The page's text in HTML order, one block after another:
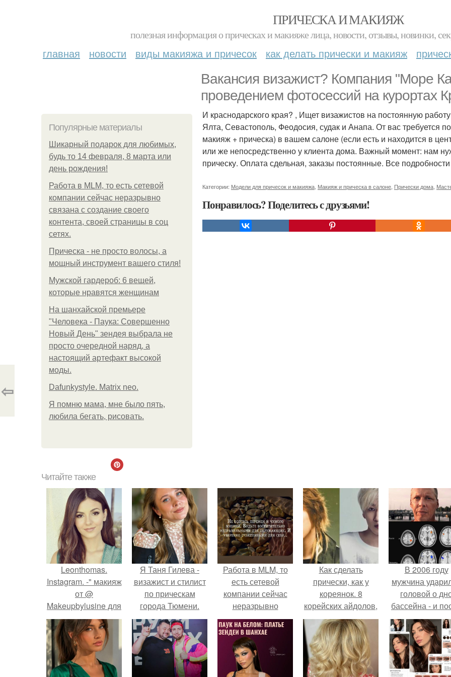
ПРИЧЕСКА И МАКИЯЖ
полезная информация о прическах и макияже лица, новости, отзывы, новинки,
главная новости виды макияжа и причесок как делать прически и макияж
Вакансия визажист? Компания "Море
проведением фотосессий на курортах
Популярные материалы
Шикарный подарок для любимых,
будь то 14 февраля, 8 марта или
день рождения!
Работа в MLM, то есть сетевой
компании сейчас неразрывно
связана с создание своего
контента, своей страницы в соц
сетях.
Прическа - не просто волосы, а
мощный инструмент вашего стиля!
Мужской гардероб: 6 вещей,
которые нравятся женщинам
На шанхайской премьере
"Человека - Паука: Совершенно
Новый День" зендея выбрала не
просто очередной наряд, а
настоящий артефакт высокой
моды.
Dafunkystyle. Matrix neo.
Я помню мама, мне было пять,
любила бегать, рисовать.
И краснодарского края? , Ищет визажистов на постоянную
Ялта, Севастополь, Феодосия, судак и Анапа. От вас требуется
макияж + прическа) в вашем салоне (если есть и находится в
или же непосредственно у клиента дома. Важный момент: нам
прическу. Оплата сдельная, заказы постоянные. Все
Категории: Модели для причесок и макияжа Макияж и прическа в салоне Прически дома
Понравилось? Поделитесь с друзьями!
⇦
Читайте также
Leonthomas.
Instagram. -" макияж
от @
Makeupbylusine для
"Teen Choice
Awards".
Я Таня Гилева -
визажист и стилист
по прическам
города Тюмени.
Работа в MLM, то
есть сетевой
компании сейчас
неразрывно
связана с создание
своего контента,
своей страницы в
соц сетях.
Как сделать
прически, как у
кореянок. 8
корейских айдолов,
лишь
похорошевших с
годами.
В 2006 году
мужчина
головой о
бассейна - и
этого его
изменилась
странным